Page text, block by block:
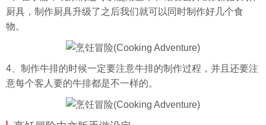
厨具，制作厨具升级了之后我们就可以同时制作好几个食
物。
4、制作牛排的时候一定要注意牛排的制作过程，并且还要注
意每个客人要的牛排都是不一样的。